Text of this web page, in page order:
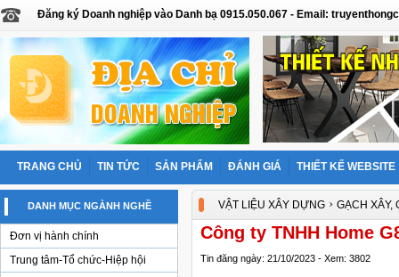
Đăng ký Doanh nghiệp vào Danh bạ 0915.050.067 - Email:
TRANG CHỦ TIN TỨC SẢN PHẨM ĐÁNH GIÁ THIẾT KẾ WEBSITE
DANH MỤC NGÀNH NGHỀ
Đơn vị hành chính
Trung tâm-Tổ chức-Hiệp hội
VẬT LIỆU XÂY DỰNG› GẠCH XÂY,
Công ty TNHH Home
Tin đăng ngày: 21/10/2023 - Xem: 3802